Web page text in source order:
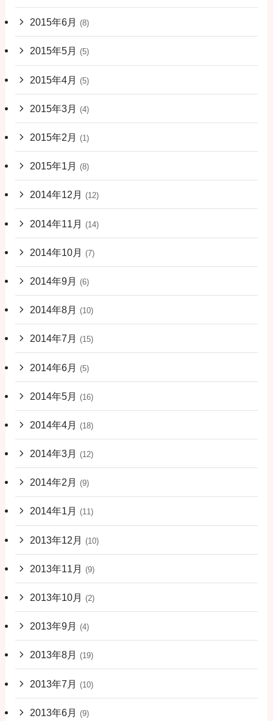
2015年6月 (8)
2015年5月 (5)
2015年4月 (5)
2015年3月 (4)
2015年2月 (1)
2015年1月 (8)
2014年12月 (12)
2014年11月 (14)
2014年10月 (7)
2014年9月 (6)
2014年8月 (10)
2014年7月 (15)
2014年6月 (5)
2014年5月 (16)
2014年4月 (18)
2014年3月 (12)
2014年2月 (9)
2014年1月 (11)
2013年12月 (10)
2013年11月 (9)
2013年10月 (2)
2013年9月 (4)
2013年8月 (19)
2013年7月 (10)
2013年6月 (9)